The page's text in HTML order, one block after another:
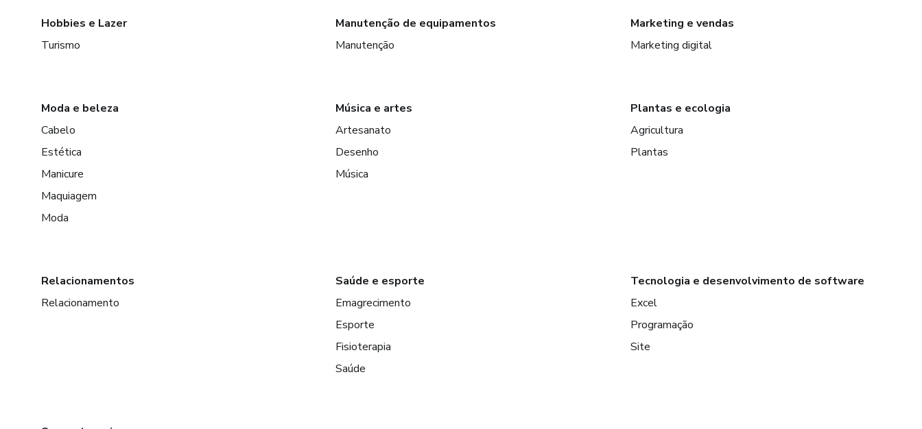
Hobbies e Lazer
Turismo
Manutenção de equipamentos
Manutenção
Marketing e vendas
Marketing digital
Moda e beleza
Cabelo
Estética
Manicure
Maquiagem
Moda
Música e artes
Artesanato
Desenho
Música
Plantas e ecologia
Agricultura
Plantas
Relacionamentos
Relacionamento
Saúde e esporte
Emagrecimento
Esporte
Fisioterapia
Saúde
Tecnologia e desenvolvimento de software
Excel
Programação
Site